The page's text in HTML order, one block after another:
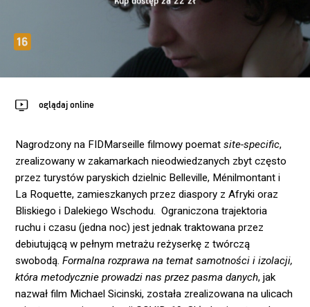
oglądaj online
Nagrodzony na FIDMarseille filmowy poematsite-specific,
zrealizowany w zakamarkach nieodwiedzanych zbyt często
przez turystów paryskich dzielnic Belleville, Ménilmontant i
La Roquette, zamieszkanych przez diaspory z Afryki oraz
Bliskiego i Dalekiego Wschodu. Ograniczona trajektoria
ruchu i czasu (jedna noc) jest jednak traktowana przez
debiutującą w pełnym metrażu reżyserkę z twórczą
swobodą.Formalna rozprawa na temat samotności i izolacji,
która metodycznie prowadzi nas przez pasma danych, jak
nazwał film Michael Sicinski, została zrealizowana na ulicach